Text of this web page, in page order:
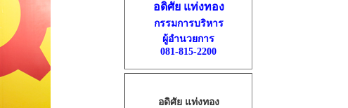
อดิศัย แท่งทอง
กรรมการบริหาร
ผู้อำนวยการ
081-815-2200
อดิศัย แท่งทอง